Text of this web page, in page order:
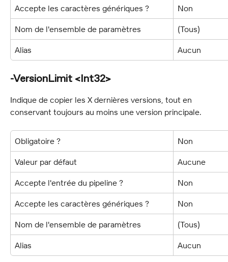
Accepte les caractères génériques ? Non
Nom de l'ensemble de paramètres (Tous)
Alias Aucun
-VersionLimit <Int32>
Indique de copier les X dernières versions, tout en
conservant toujours au moins une version principale.
Obligatoire ? Non
Valeur par défaut Aucune
Accepte l'entrée du pipeline ? Non
Accepte les caractères génériques ? Non
Nom de l'ensemble de paramètres (Tous)
Alias Aucun